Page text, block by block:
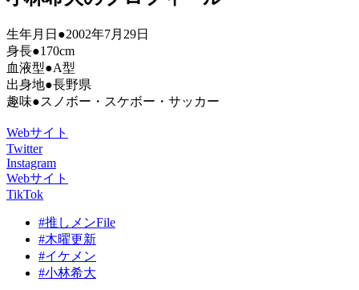
生年月日●2002年7月29日
身長●170cm
血液型●A型
出身地●長野県
趣味●スノボー・スケボー・サッカー
Webサイト
Twitter
Instagram
Webサイト
TikTok
#推しメンFile
#木曜更新
#イケメン
#小林希大